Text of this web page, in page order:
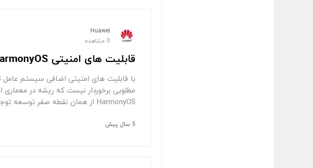
Huawei
0 مشاهده
قابلیت های امنیتی HarmonyOS
مطلوبی برخوردار نیست که ریشه در
HarmonyOS از همان نقطه صفر توسعه توجه ویژه‌ای به امنیت و محافظت از حریم خصوصی کاربران داشته
5 سال پیش